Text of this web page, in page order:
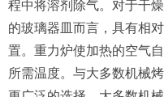
程中将溶剂除气。对于干
的玻璃器皿而言，具有相
置。重力炉使加热的空气
所需温度。与大多数机械